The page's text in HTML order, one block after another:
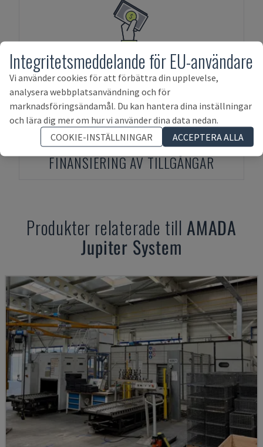
FÖRSKOTTSBETALNING
FINANSIERING AV TILLGÅNGAR
Produkter relaterade till AMADA
Jupiter System
Integritetsmeddelande för EU-användare
Vi använder cookies för att förbättra din upplevelse,
analysera webbplatsanvändning och för
marknadsföringsändamål. Du kan hantera dina inställningar
och lära dig mer om hur vi använder dina data nedan.
COOKIE-INSTÄLLNINGAR
ACCEPTERA ALLA